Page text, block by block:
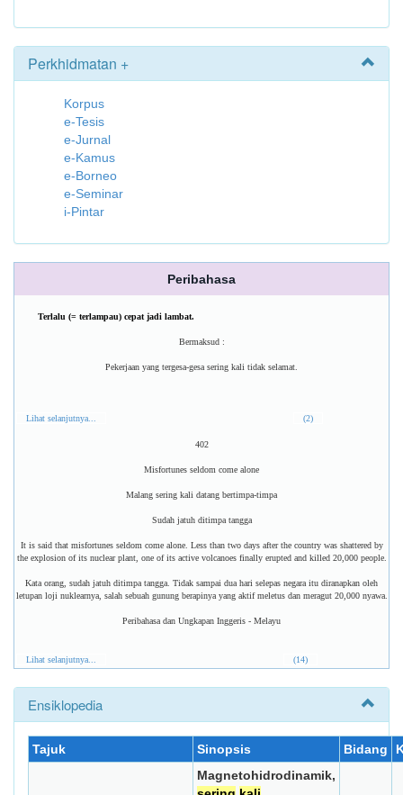
Perkhidmatan +
Korpus
e-Tesis
e-Jurnal
e-Kamus
e-Borneo
e-Seminar
i-Pintar
Peribahasa
Terlalu (= terlampau) cepat jadi lambat.
Bermaksud :
Pekerjaan yang tergesa-gesa sering kali tidak selamat.
Lihat selanjutnya... (2)
402
Misfortunes seldom come alone
Malang sering kali datang bertimpa-timpa
Sudah jatuh ditimpa tangga
It is said that misfortunes seldom come alone. Less than two days after the country was shattered by
the explosion of its nuclear plant, one of its active volcanoes finally erupted and killed 20,000 people.
Kata orang, sudah jatuh ditimpa tangga. Tidak sampai dua hari selepas negara itu diranapkan oleh
letupan loji nuklearnya, salah sebuah gunung berapinya yang aktif meletus dan meragut 20,000 nyawa.
Peribahasa dan Ungkapan Inggeris - Melayu
Lihat selanjutnya... (14)
Ensiklopedia
Tajuk Sinopsis Bidang
Magnetohidrodinamik,